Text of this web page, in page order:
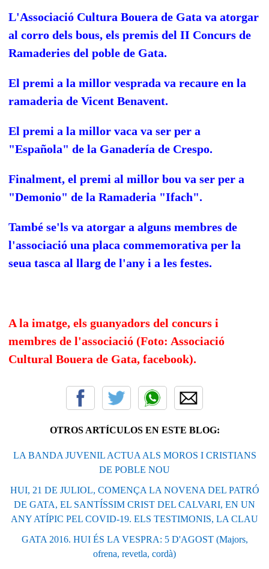
L'Associació Cultura Bouera de Gata va atorgar
al corro dels bous, els premis del II Concurs de
Ramaderies del poble de Gata.
El premi a la millor vesprada va recaure en la
ramaderia de Vicent Benavent.
El premi a la millor vaca va ser per a
"Española" de la Ganadería de Crespo.
Finalment, el premi al millor bou va ser per a
"Demonio" de la Ramaderia "Ifach".
També se'ls va atorgar a alguns membres de
l'associació una placa commemorativa per la
seua tasca al llarg de l'any i a les festes.
A la imatge, els guanyadors del concurs i
membres de l'associació (Foto: Associació
Cultural Bouera de Gata, facebook).
OTROS ARTÍCULOS EN ESTE BLOG:
LA BANDA JUVENIL ACTUA ALS MOROS I CRISTIANS
DE POBLE NOU
HUI, 21 DE JULIOL, COMENÇA LA NOVENA DEL PATRÓ
DE GATA, EL SANTÍSSIM CRIST DEL CALVARI, EN UN
ANY ATÍPIC PEL COVID-19. ELS TESTIMONIS, LA CLAU
GATA 2016. HUI ÉS LA VESPRA: 5 D'AGOST (Majors,
ofrena, revetla, cordà)